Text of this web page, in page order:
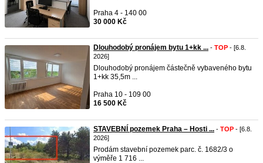
Praha 4 - 140 00
30 000 Kč
Dlouhodobý pronájem bytu 1+kk ... - TOP - [6.8.
2026]
Dlouhodobý pronájem částečně vybaveného bytu
1+kk 35,5m ...
Praha 10 - 109 00
16 500 Kč
STAVEBNÍ pozemek Praha – Hosti ... - TOP - [6.8.
2026]
Prodám stavební pozemek parc. č. 1682/3 o
výměře 1 716 ...